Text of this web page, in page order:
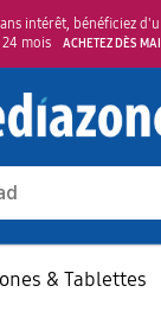
intérêt, bénéficiez
mois
ACHETEZ DÈS
& Tablettes